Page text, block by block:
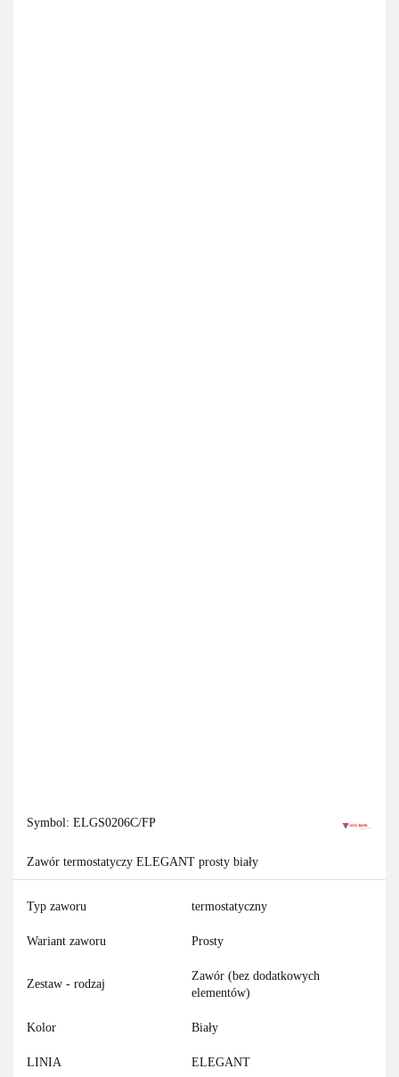
Symbol: ELGS0206C/FP
Zawór termostatyczy ELEGANT prosty biały
Typ zaworu termostatyczny
Wariant zaworu Prosty
Zestaw - rodzaj
Zawór (bez dodatkowych
elementów)
Kolor Biały
LINIA ELEGANT